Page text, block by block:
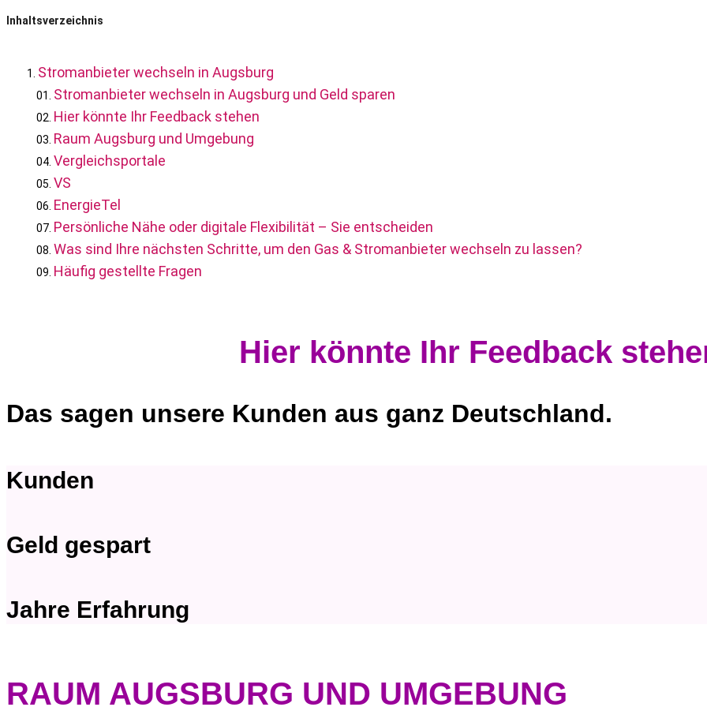
Inhaltsverzeichnis
Stromanbieter wechseln in Augsburg
Stromanbieter wechseln in Augsburg und Geld sparen
Hier könnte Ihr Feedback stehen
Raum Augsburg und Umgebung
Vergleichsportale
VS
EnergieTel
Persönliche Nähe oder digitale Flexibilität – Sie entscheiden
Was sind Ihre nächsten Schritte, um den Gas & Stromanbieter wechseln zu lassen?
Häufig gestellte Fragen
Hier könnte Ihr Feedback
Das sagen unsere Kunden aus ganz Deutschland.
Kunden
Geld gespart
Jahre Erfahrung
RAUM AUGSBURG UND UMGEBUNG